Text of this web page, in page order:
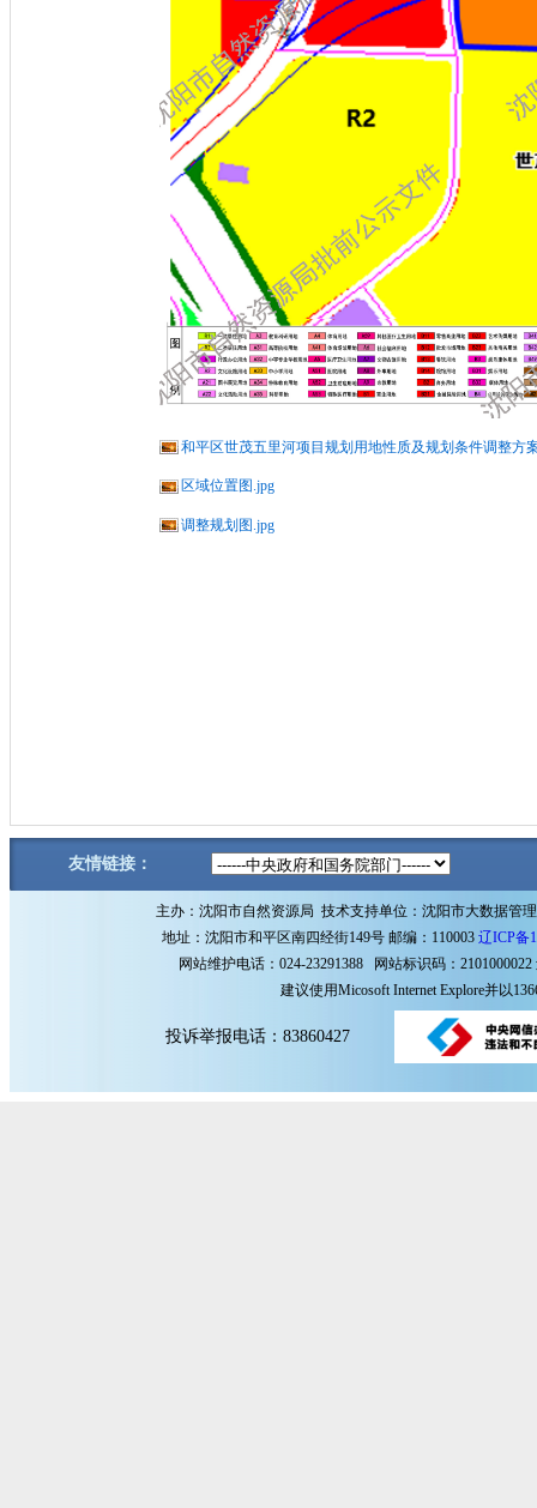
和平区世茂五里河项目规划用地性质及规划条件调整方
区域位置图.jpg
调整规划图.jpg
友情链接：
主办：沈阳市自然资源局 技术支持单位：沈阳市大数据管
地址：沈阳市和平区南四经街149号 邮编：110003 辽ICP备
网站维护电话：024-23291388 网站标识码：2101000022
建议使用Micosoft Internet Explore并以
投诉举报电话：83860427